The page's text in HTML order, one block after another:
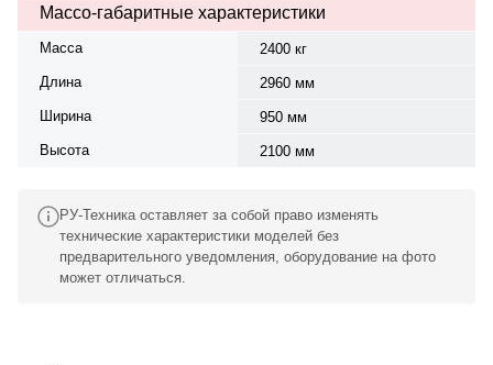
Массо-габаритные характеристики
Масса
2400 кг
Длина
2960 мм
Ширина
950 мм
Высота
2100 мм
РУ-Техника оставляет за собой право изменять
технические характеристики моделей без
предварительного уведомления, оборудование на фото
может отличаться.